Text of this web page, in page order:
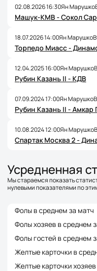
02.08.2026 16:30Ян Марушко
Машук-КМВ - Сокол
18.07.2026 14:00Ян Марушко
Торпедо Миасс -
12.04.2025 16:00Ян Марушко
Рубин Казань II - КДВ
07.09.2024 17:00Ян Марушко
Рубин Казань II - Амкар
10.08.2024 12:00Ян Марушко
Спартак Москва 2 -
Усредненная
Мы стараемся показать
нулевыми показателями по
Фолы в среднем за матч
Фолы хозяев в среднем
Фолы гостей в среднем
Желтые карточки в
Желтые карточки